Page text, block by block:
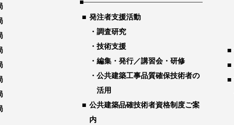
発注者支援活動
調査研究
技術支援
編集・発行／講習会・研修
公共建築工事品質確保技術者の
活用
公共建築品確技術者資格制度ご案
内